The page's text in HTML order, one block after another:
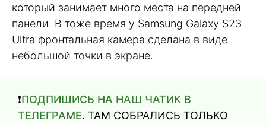
который занимает много места на передней
панели. В тоже время у Samsung Galaxy S23
Ultra фронтальная камера сделана в виде
небольшой точки в экране.
❗️ПОДПИШИСЬ НА НАШ ЧАТИК В
ТЕЛЕГРАМЕ. ТАМ СОБРАЛИСЬ ТОЛЬКО